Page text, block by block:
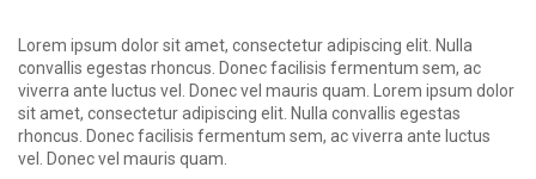
Lorem ipsum dolor sit amet, consectetur adipiscing elit. Nulla
convallis egestas rhoncus. Donec facilisis fermentum sem, ac
viverra ante luctus vel. Donec vel mauris quam. Lorem ipsum dolor
sit amet, consectetur adipiscing elit. Nulla convallis egestas
rhoncus. Donec facilisis fermentum sem, ac viverra ante luctus
vel. Donec vel mauris quam.